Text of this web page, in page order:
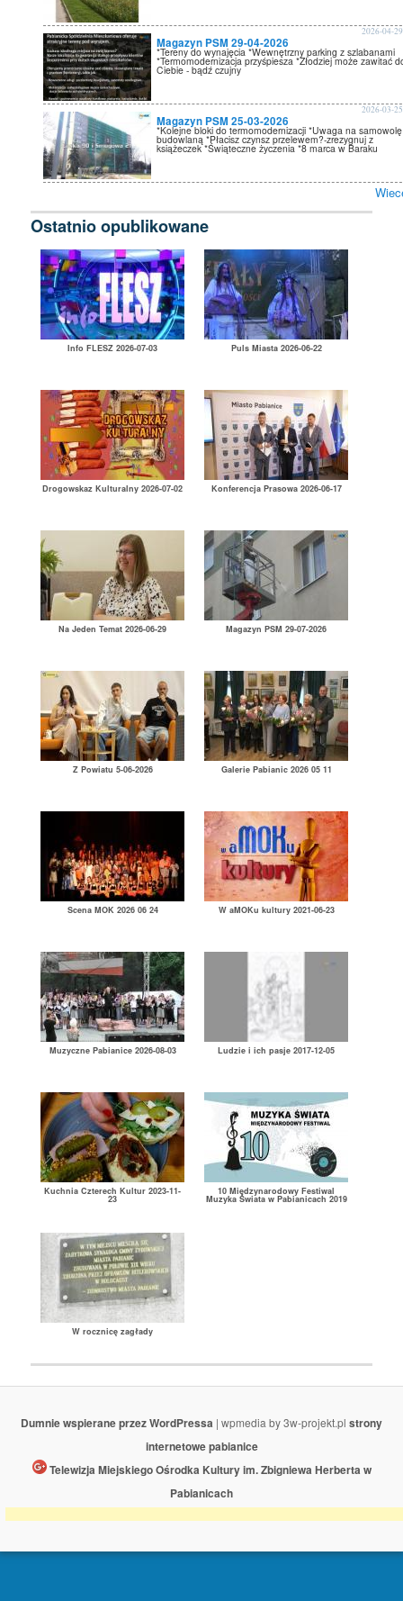
Magazyn PSM 29-04-2026
2026-04-29
*Tereny do wynajęcia *Wewnętrzny parking z szlabanami
*Termomodernizacja przyśpiesza *Złodziej może zawitać
Ciebie - bądź czujny
Magazyn PSM 25-03-2026
2026-03-25
*Kolejne bloki do termomodernizacji *Uwaga na samowolę
budowlaną *Płacisz czynsz przelewem?-zrezygnuj z
książeczek *Świąteczne życzenia *8 marca w Baraku
Ostatnio opublikowane
Info FLESZ 2026-07-03 Puls Miasta 2026-06-22
Drogowskaz Kulturalny 2026-07-02 Konferencja Prasowa 2026-06-17
Na Jeden Temat 2026-06-29 Magazyn PSM 29-07-2026
Z Powiatu 5-06-2026 Galerie Pabianic 2026 05 11
Scena MOK 2026 06 24 W aMOKu kultury 2021-06-23
Muzyczne Pabianice 2026-08-03 Ludzie i ich pasje 2017-12-05
Kuchnia Czterech Kultur 2023-11-
23
10 Międzynarodowy Festiwal
Muzyka Świata w Pabianicach 2019
W rocznicę zagłady
Dumnie wspierane przez WordPressa | wpmedia by 3w-projekt.pl strony
internetowe pabianice
Telewizja Miejskiego Ośrodka Kultury im. Zbigniewa Herberta w
Pabianicach